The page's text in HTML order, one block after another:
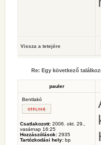
Vissza a tetejére
Re: Egy következő
pauler
Bentlakó
Csatlakozott: 2006. okt. 29.,
vasárnap 16:25
Hozzászólások: 2935
Tartózkodási hely: bp